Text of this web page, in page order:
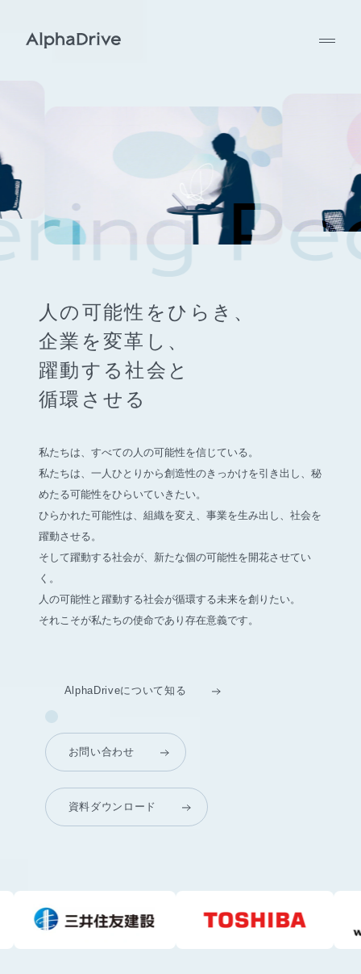
人の可能性をひらき、
企業を変革し、
躍動する社会と
循環させる
私たちは、すべての人の可能性を信じている。
私たちは、一人ひとりから創造性のきっかけを引き出し、 秘
めたる可能性をひらいていきたい。
ひらかれた可能性は、組織を変え、事業を生み出し、社会を
躍動させる。
そして躍動する社会が、新たな個の可能性を開花させてい
く。
人の可能性と躍動する社会が循環する未来を創りたい。
それこそが私たちの使命であり存在意義です。
AlphaDriveについて知る
お問い合わせ
資料ダウンロード